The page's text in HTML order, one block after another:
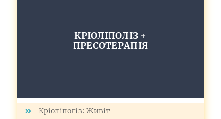
КРІОЛІПОЛІЗ +
ПРЕСОТЕРАПІЯ
Кріоліполіз: Живіт